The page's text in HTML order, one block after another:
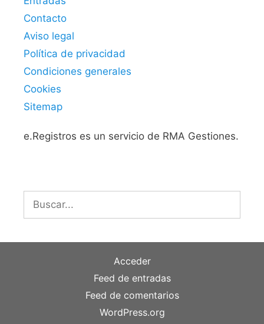
Contacto
Aviso legal
Política de privacidad
Condiciones generales
Cookies
Sitemap
e.Registros es un servicio de RMA Gestiones.
Buscar:
Acceder
Feed de entradas
Feed de comentarios
WordPress.org